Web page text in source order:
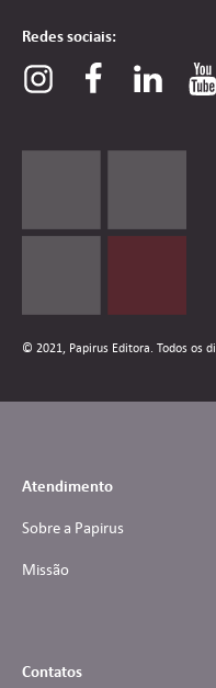
Redes sociais:
© 2021, Papirus Editora. Todos os
Atendimento
Sobre a Papirus
Missão
Contatos